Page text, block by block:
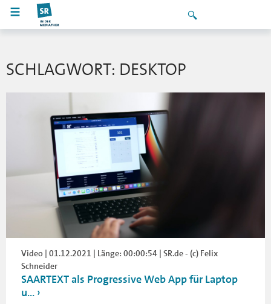
SCHLAGWORT: DESKTOP
Video | 01.12.2021 | Länge: 00:00:54 | SR.de - (c) Felix
Schneider
SAARTEXT als Progressive Web App für Laptop
u...